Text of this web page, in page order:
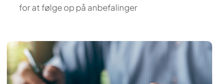
for at følge op på anbefalinger